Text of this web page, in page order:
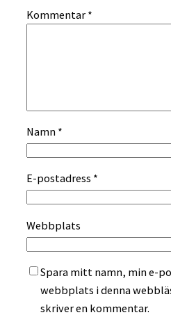
Kommentar *
Namn *
E-postadress *
Webbplats
Spara mitt namn, min e-
webbplats i denna
skriver en kommentar.